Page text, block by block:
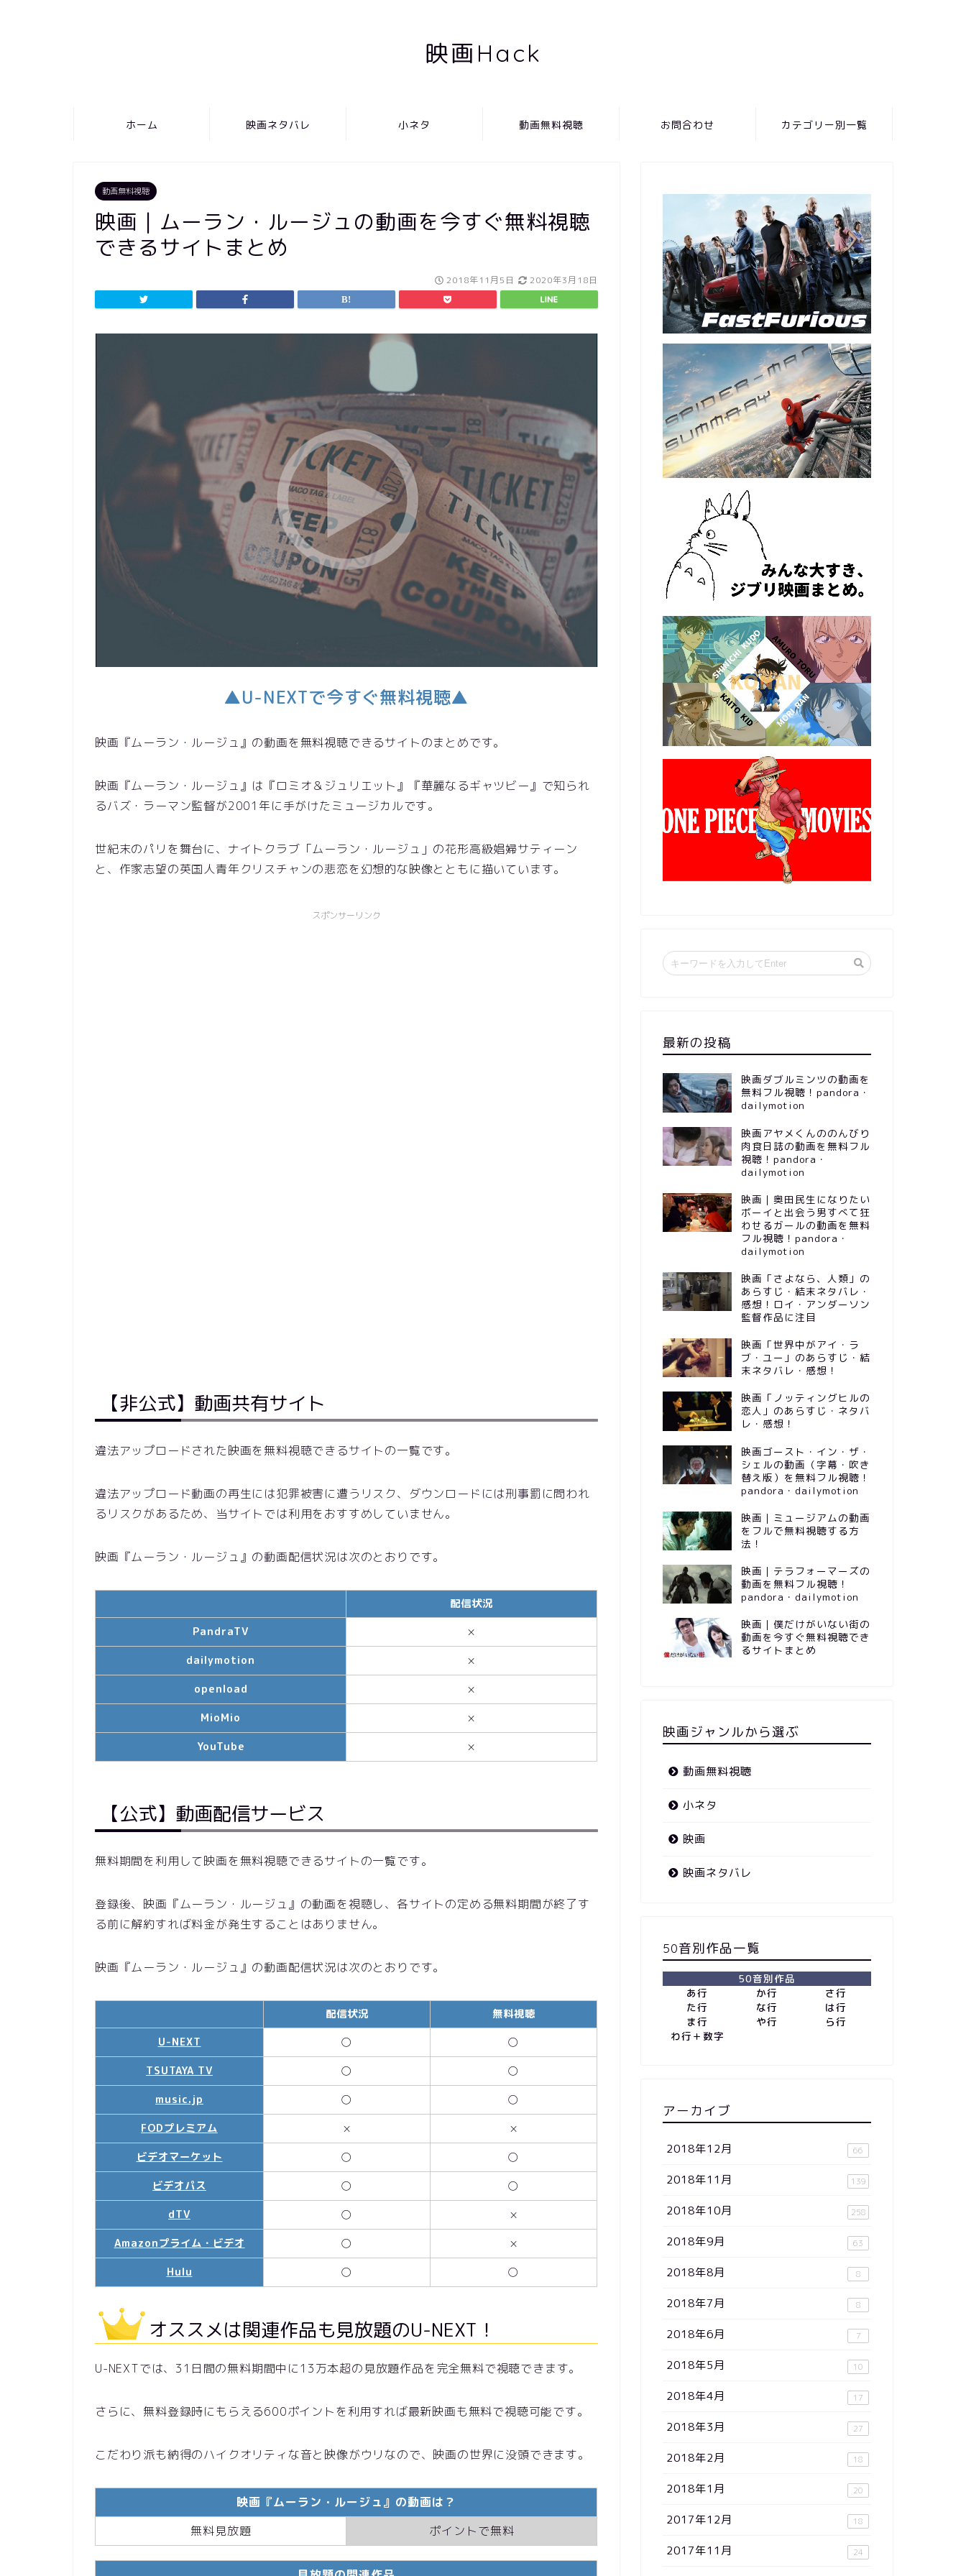
映画Hack
ホーム 映画ネタバレ 小ネタ 動画無料視聴 お問合わせ カテゴリー別一覧
動画無料視聴
映画｜ムーラン・ルージュの動画を今すぐ無料視聴
できるサイトまとめ
2018年11月5日 2020年3月18日
▲U-NEXTで今すぐ無料視聴▲
映画『ムーラン・ルージュ』の動画を無料視聴できるサイトのまとめです。
映画『ムーラン・ルージュ』は『ロミオ＆ジュリエット』『華麗なるギャツビー』で知られ
るバズ・ラーマン監督が2001年に手がけたミュージカルです。
世紀末のパリを舞台に、ナイトクラブ「ムーラン・ルージュ」の花形高級娼婦サティーン
と、作家志望の英国人青年クリスチャンの悲恋を幻想的な映像とともに描いています。
スポンサーリンク
【非公式】動画共有サイト
違法アップロードされた映画を無料視聴できるサイトの一覧です。
違法アップロード動画の再生には犯罪被害に遭うリスク、ダウンロードには刑事罰に問われ
るリスクがあるため、当サイトでは利用をおすすめしていません。
映画『ムーラン・ルージュ』の動画配信状況は次のとおりです。
配信状況
PandraTV
×
dailymotion ×
openload ×
MioMio ×
YouTube ×
【公式】動画配信サービス
無料期間を利用して映画を無料視聴できるサイトの一覧です。
登録後、映画『ムーラン・ルージュ』の動画を視聴し、各サイトの定める無料期間が終了す
る前に解約すれば料金が発生することはありません。
映画『ムーラン・ルージュ』の動画配信状況は次のとおりです。
配信状況
無料視聴
U-NEXT
○ ○
TSUTAYA TV ○ ○
music.jp ○ ○
FODプレミアム × ×
ビデオマーケット ○ ○
ビデオパス ○ ○
dTV ○ ×
Amazonプライム・ビデオ ○ ×
Hulu ○ ○
オススメは関連作品も見放題のU-NEXT！
U-NEXTでは、31日間の無料期間中に13万本超の見放題作品を完全無料で視聴できます。
さらに、無料登録時にもらえる600ポイントを利用すれば最新映画も無料で視聴可能です。
こだわり派も納得のハイクオリティな音と映像がウリなので、映画の世界に没頭できます。
映画『ムーラン・ルージュ』の動画は？
無料見放題
ポイントで無料
最新の投稿
映画ダブルミンツの動画を
無料フル視聴！pandora・
dailymotion
映画アヤメくんののんびり
肉食日誌の動画を無料フル
視聴！pandora・
dailymotion
映画｜奥田民生になりたい
ボーイと出会う男すべて狂
わせるガールの動画を無料
フル視聴！pandora・
dailymotion
映画「さよなら、人類」の
あらすじ・結末ネタバレ・
感想！ロイ・アンダーソン
監督作品に注目
映画「世界中がアイ・ラ
ブ・ユー」のあらすじ・結
末ネタバレ・感想！
映画「ノッティングヒルの
恋人」のあらすじ・ネタバ
レ・感想！
映画ゴースト・イン・ザ・
シェルの動画（字幕・吹き
替え版）を無料フル視聴！
pandora・dailymotion
映画｜ミュージアムの動画
をフルで無料視聴する方
法！
映画｜テラフォーマーズの
動画を無料フル視聴！
pandora・dailymotion
映画｜僕だけがいない街の
動画を今すぐ無料視聴でき
るサイトまとめ
映画ジャンルから選ぶ
動画無料視聴
小ネタ
映画
映画ネタバレ
50音別作品一覧
50音別作品
あ行
か行
さ行
た行
な行
は行
ま行
や行
ら行
わ行＋数字
アーカイブ
2018年12月 66
2018年11月 139
2018年10月 258
2018年9月 63
2018年8月 8
2018年7月 8
2018年6月 7
2018年5月 10
2018年4月 17
2018年3月 27
2018年2月 18
2018年1月 20
2017年12月 18
2017年11月 24